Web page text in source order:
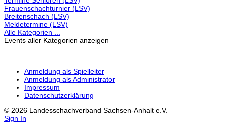
Frauenschachturnier (LSV)
Breitenschach (LSV)
Meldetermine (LSV)
Alle Kategorien ...
Events aller Kategorien anzeigen
Anmeldung als Spielleiter
Anmeldung als Administrator
Impressum
Datenschutzerklärung
© 2026 Landesschachverband Sachsen-Anhalt e.V.
Sign In